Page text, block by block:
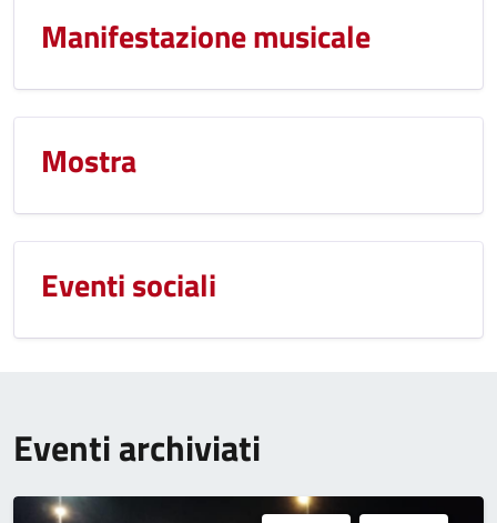
Manifestazione musicale
Mostra
Eventi sociali
Eventi archiviati